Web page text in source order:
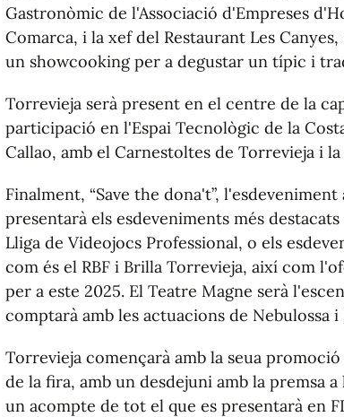
Gastronòmic de l'Associació d'Empreses
Comarca, i la xef del Restaurant Les
un showcooking per a degustar un típic i
Torrevieja serà present en el centre de la
participació en l'Espai Tecnològic de la
Callao, amb el Carnestoltes de Torrevieja i
Finalment, “Save the dona't”,
presentarà els esdeveniments més
Lliga de Videojocs Professional, o els
com és el RBF i Brilla Torrevieja, així com
per a este 2025. El Teatre Magne serà
comptarà amb les actuacions de Nebulossa i
Torrevieja començarà amb la seua
de la fira, amb un desdejuni amb la premsa
un acompte de tot el que es presentarà en